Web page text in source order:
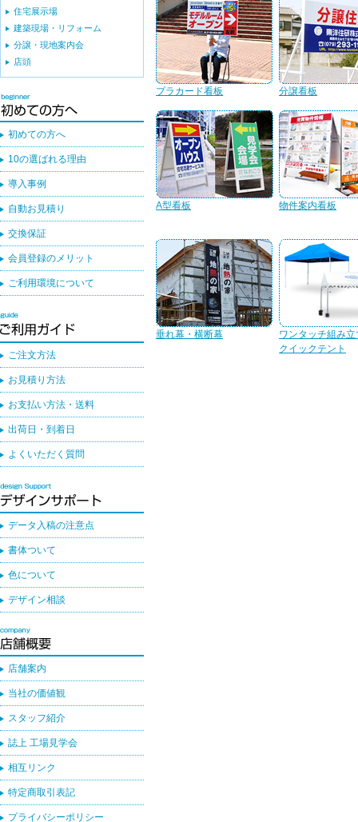
プラカード看板 分譲看板
A型看板 物件案内看板
垂れ幕・横断幕
ワンタッチ組み
クイックテント
住宅展示場
建築現場・リフォーム
分譲・現地案内会
店頭
初めての方へ
10の選ばれる理由
導入事例
自動お見積り
交換保証
会員登録のメリット
ご利用環境について
ご注文方法
お見積り方法
お支払い方法・送料
出荷日・到着日
よくいただく質問
データ入稿の注意点
書体ついて
色について
デザイン相談
店舗案内
当社の価値観
スタッフ紹介
誌上 工場見学会
相互リンク
特定商取引表記
プライバシーポリシー